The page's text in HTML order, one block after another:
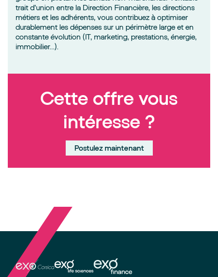
trait d’union entre la Direction Financière, les directions
métiers et les adhérents, vous contribuez à optimiser
durablement les dépenses sur un périmètre large et en
constante évolution (IT, marketing, prestations, énergie,
immobilier…).
Cette offre vous
intéresse ?
Postulez maintenant